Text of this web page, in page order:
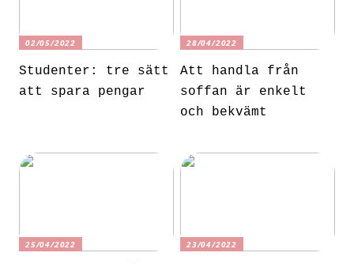
02/05/2022
Studenter: tre sätt
att spara pengar
28/04/2022
Att handla från
soffan är enkelt
och bekvämt
25/04/2022 23/04/2022